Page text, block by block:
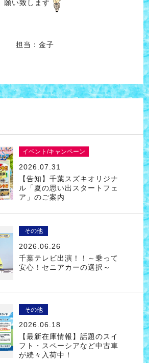
願い致します
担当：金子
イベント/キャンペーン
2026.07.31
【告知】千葉スズキオリジナ
ル「夏の思い出スタートフェ
ア」のご案内
その他
2026.06.26
千葉テレビ出演！！～乗って
安心！セニアカーの選択～
その他
2026.06.18
【最新在庫情報】話題のスイ
フト・スペーシアなど中古車
が続々入荷中！